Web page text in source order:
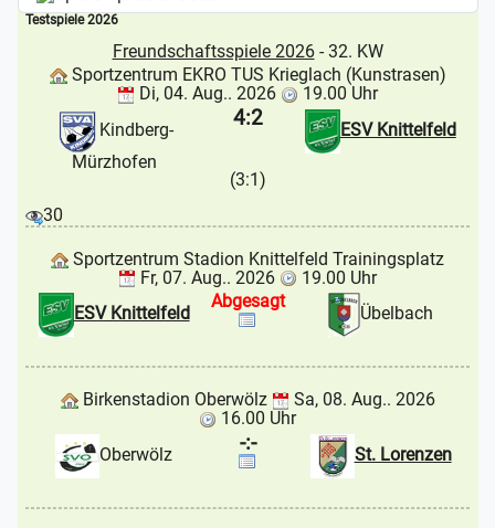
Testspiele 2026
Freundschaftsspiele 2026- 32. KW
Sportzentrum EKRO TUS Krieglach (Kunstrasen)
Di, 04. Aug.. 2026
19.00 Uhr
Kindberg-
Mürzhofen
ESV Knittelfeld
4:2
(3:1)
30
Sportzentrum Stadion Knittelfeld Trainingsplatz
Fr, 07. Aug.. 2026
19.00 Uhr
ESV Knittelfeld
Übelbach
Abgesagt
Birkenstadion Oberwölz
Sa, 08. Aug.. 2026
16.00 Uhr
Oberwölz
St. Lorenzen
-:-